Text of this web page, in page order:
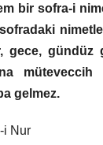
bir sofra-i
gece, gündüz
müteveccih
gelmez.
i Nur